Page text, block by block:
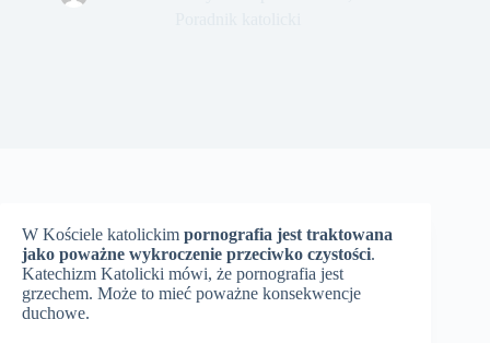
W Kościele katolickim pornografia jest traktowana
jako poważne wykroczenie przeciwko czystości.
Katechizm Katolicki mówi, że pornografia jest
grzechem. Może to mieć poważne konsekwencje
duchowe.